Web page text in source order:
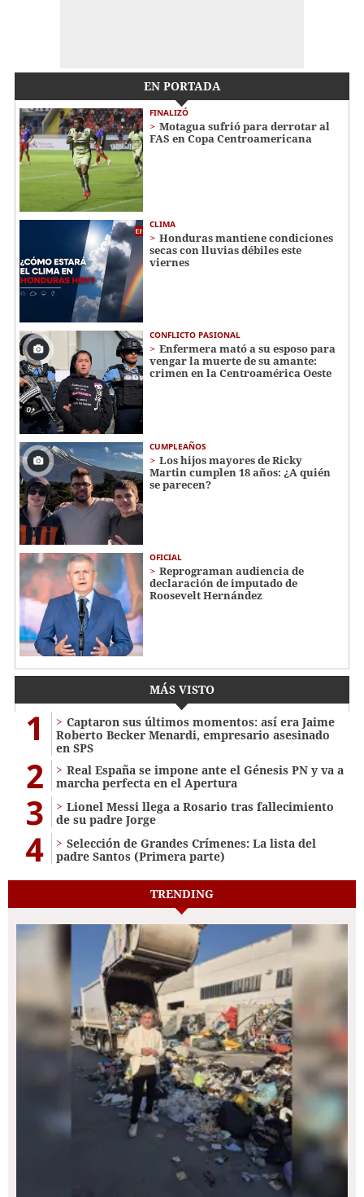
EN PORTADA
FINALIZÓ
Motagua sufrió para derrotar al
FAS en Copa Centroamericana
CLIMA
Honduras mantiene condiciones
secas con lluvias débiles este
viernes
CONFLICTO PASIONAL
Enfermera mató a su esposo para
vengar la muerte de su amante:
crimen en la Centroamérica Oeste
CUMPLEAÑOS
Los hijos mayores de Ricky
Martin cumplen 18 años: ¿A quién
se parecen?
OFICIAL
Reprograman audiencia de
declaración de imputado de
Roosevelt Hernández
MÁS VISTO
1
Captaron sus últimos momentos: así era Jaime
Roberto Becker Menardi​​​, empresario asesinado
en SPS
2
Real España se impone ante el Génesis PN y va a
marcha perfecta en el Apertura
3
Lionel Messi llega a Rosario tras fallecimiento
de su padre Jorge
4
Selección de Grandes Crímenes: La lista del
padre Santos (Primera parte)
TRENDING